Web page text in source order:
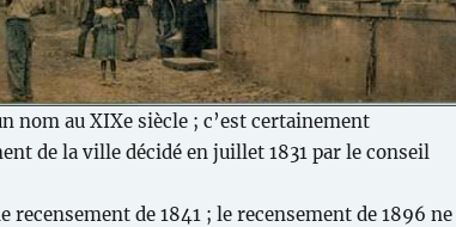
nom au XIXe siècle ; c’est certainement
de la ville décidé en juillet 1831 par le conseil
de 1841 ; le recensement de 1896 ne